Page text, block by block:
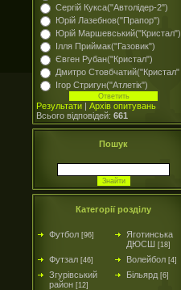
Сергій Кукса("Автолідер-2")
Юрій Лазебнов("Прапор")
Юрій Маршевський("Кристал")
Ілля Приймак("Газовик")
Євген Рубан("Кристал")
Дмитро Стовбчатий("Кристал"
Ігор Стригун("Атлетік")
Результати | Архів опитувань
Всього відповідей: 661
Пошук
Категорії розділу
Футбол [96]
Яготинська
ДЮСШ [18]
Футзал [46] Волейбол [4]
Згурівський
район [12]
Більярд [6]